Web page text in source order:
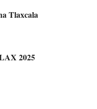
Tlaxcala
2025